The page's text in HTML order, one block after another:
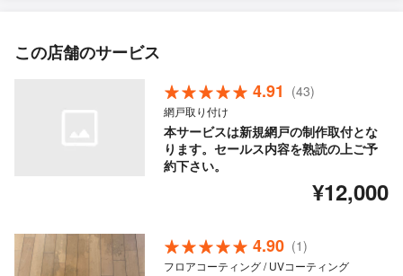
この店舗のサービス
4.91 (43)
網戸取り付け
本サービスは新規網戸の制作取付とな
ります。セールス内容を熟読の上ご予
約下さい。
¥12,000
4.90 (1)
フロアコーティング / UVコーティング